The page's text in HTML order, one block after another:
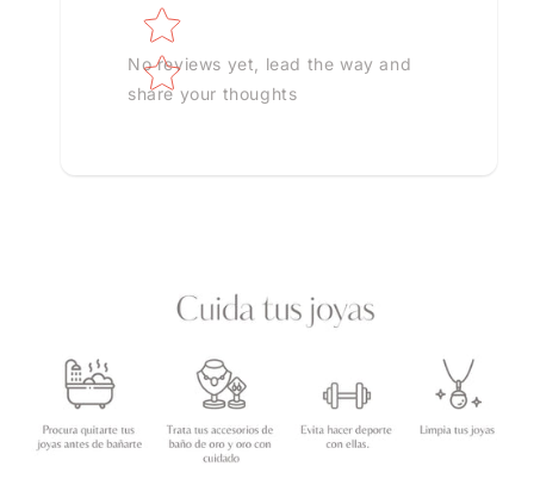
No reviews yet, lead the way and
share your thoughts